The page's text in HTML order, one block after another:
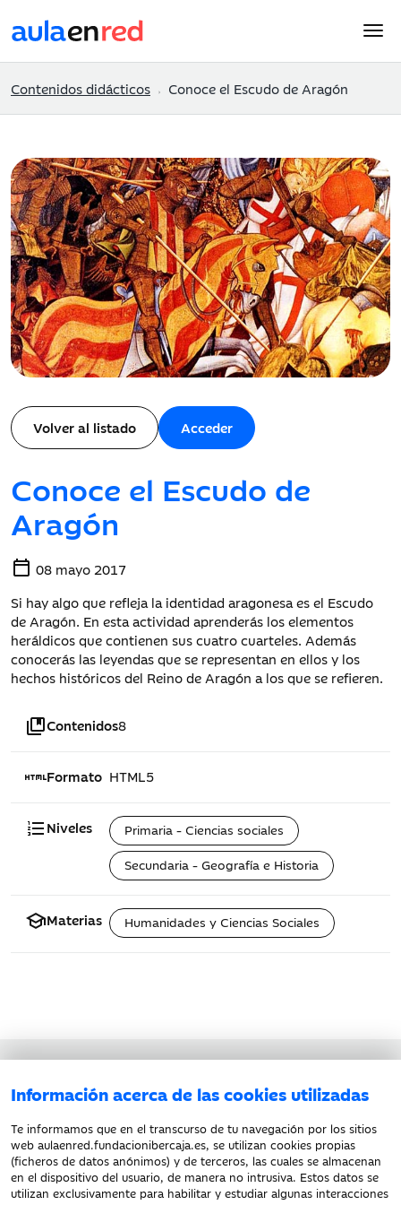
Información acerca de las cookies utilizadas
Te informamos que en el transcurso de tu navegación por los sitios
web aulaenred.fundacionibercaja.es, se utilizan cookies propias
(ficheros de datos anónimos) y de terceros, las cuales se almacenan
en el dispositivo del usuario, de manera no intrusiva. Estos datos se
utilizan exclusivamente para habilitar y estudiar algunas interacciones
Contenidos didácticos Conoce el Escudo de Aragón
Volver al listado Acceder
Conoce el Escudo de
Aragón
calendar_today 08 mayo 2017
Si hay algo que refleja la identidad aragonesa es el Escudo
de Aragón. En esta actividad aprenderás los elementos
heráldicos que contienen sus cuatro cuarteles. Además
conocerás las leyendas que se representan en ellos y los
hechos históricos del Reino de Aragón a los que se refieren.
collections_bookmarkContenidos8
htmlFormato HTML5
format_list_numberedNiveles
Primaria - Ciencias sociales
Secundaria - Geografía e Historia
schoolMaterias Humanidades y Ciencias Sociales
Política de privacidad
Política de cookies